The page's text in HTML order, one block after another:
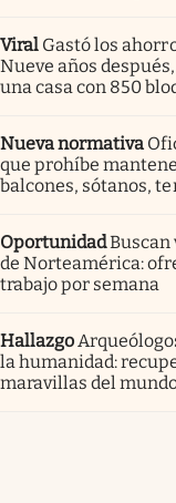
Viral Gastó los
Nueve años
una casa con 850
Nueva normativa
que prohíbe
balcones, sótanos,
Oportunidad
de Norteamérica:
trabajo por semana
Hallazgo
la humanidad:
maravillas del